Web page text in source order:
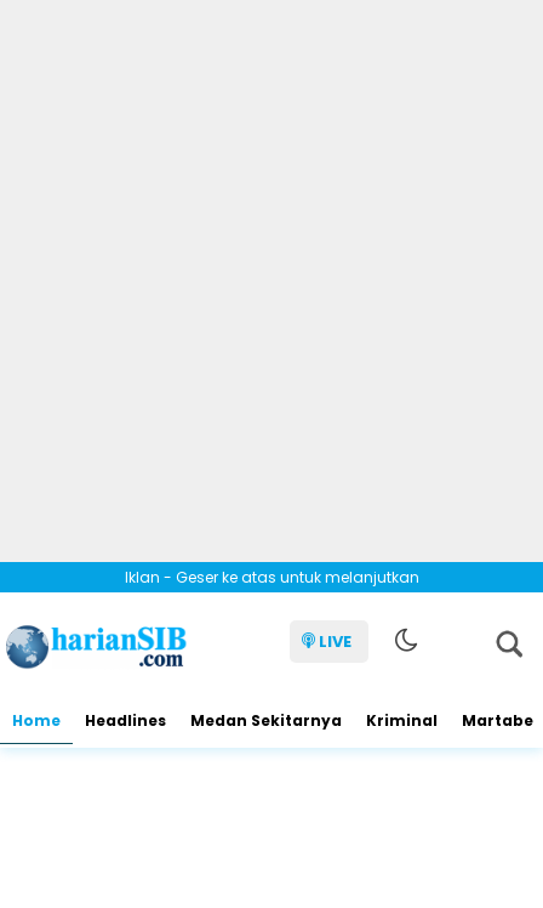
Iklan - Geser ke atas untuk melanjutkan
LIVE
Home Headlines Medan Sekitarnya Kriminal Martabe